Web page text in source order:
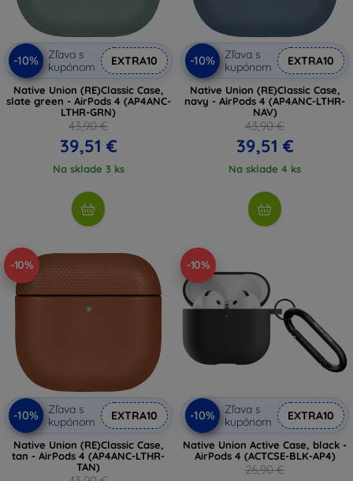
-10%
Zľava s
kupónom
EXTRA10
Native Union (RE)Classic Case,
slate green - AirPods 4 (AP4ANC-
LTHR-GRN)
43,90 €
39,51 €
Na sklade 3 ks
-10%
Zľava s
kupónom
EXTRA10
Native Union (RE)Classic Case,
navy - AirPods 4 (AP4ANC-LTHR-
NAV)
43,90 €
39,51 €
Na sklade 4 ks
-10%
-10%
Zľava s
kupónom
EXTRA10
Native Union (RE)Classic Case,
tan - AirPods 4 (AP4ANC-LTHR-
TAN)
-10%
-10%
Zľava s
kupónom
EXTRA10
Native Union Active Case, black -
AirPods 4 (ACTCSE-BLK-AP4)
26,90 €